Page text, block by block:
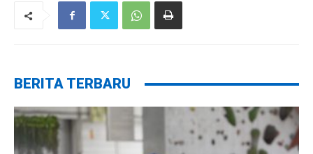
BERITA TERBARU